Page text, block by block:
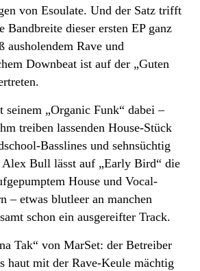
von Esoulate. Und der Satz trifft
Bandbreite dieser ersten EP ganz
ausholendem Rave und
Downbeat ist auf der „Guten
seinem „Organic Funk“ dabei –
treiben lassenden House-Stück
Basslines und sehnsüchtig
Bull lässt auf „Early Bird“ die
House und Vocal-
– etwas blutleer an manchen
schon ein ausgereifter Track.
Tak“ von MarSet: der Betreiber
haut mit der Rave-Keule mächtig